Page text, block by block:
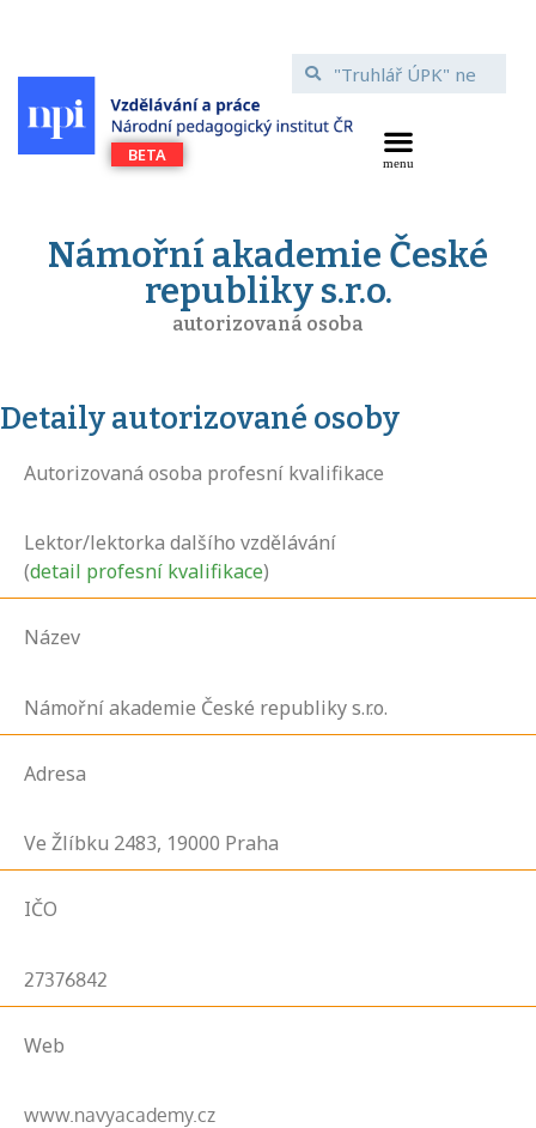
Námořní akademie České
republiky s.r.o.
autorizovaná osoba
Detaily autorizované osoby
Autorizovaná osoba profesní kvalifikace
Lektor/lektorka dalšího vzdělávání
(detail profesní kvalifikace)
Název
Námořní akademie České republiky s.r.o.
Adresa
Ve Žlíbku 2483, 19000 Praha
IČO
27376842
Web
www.navyacademy.cz